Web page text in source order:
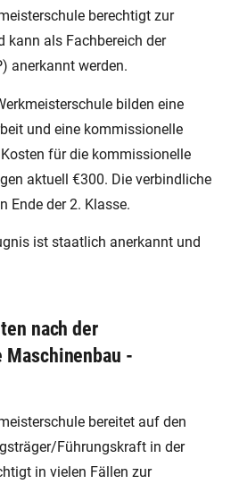
berechtigt zur
kann als Fachbereich der
anerkannt werden.
bilden eine
und eine kommissionelle
für die kommissionelle
aktuell €300. Die verbindliche
Ende der 2. Klasse.
ist staatlich anerkannt und
nach der
-
bereitet auf den
Führungskraft in der
in vielen Fällen zur